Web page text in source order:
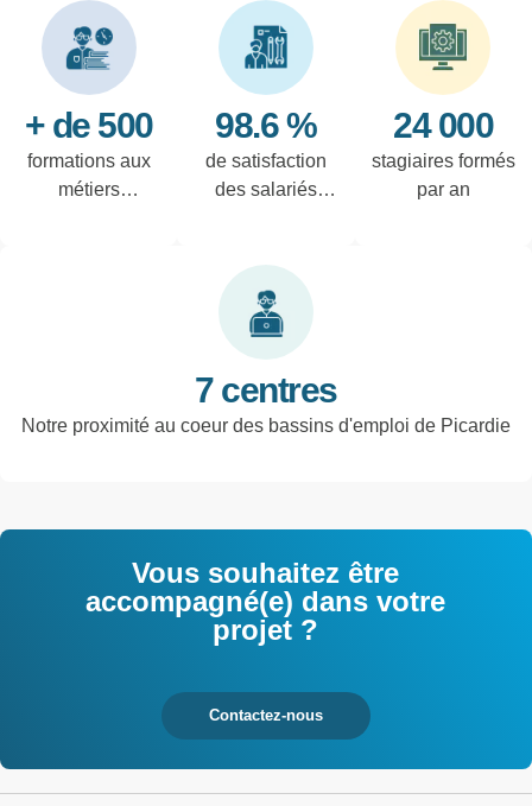
+ de 500
formations aux
métiers
98.6 %
de satisfaction
des salariés
24 000
stagiaires formés
par an
7 centres
Notre proximité au coeur des bassins d'emploi de Picardie
Vous souhaitez être
accompagné(e) dans votre
projet ?
Contactez-nous